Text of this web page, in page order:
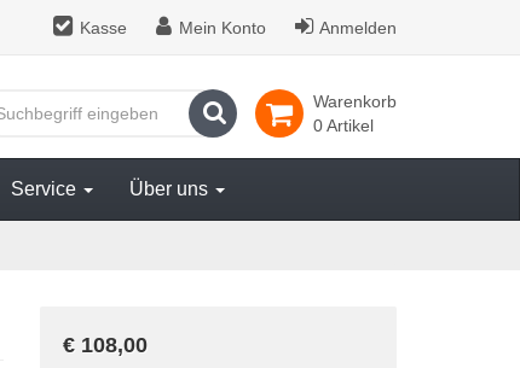
Kasse Mein Konto Anmelden
Warenkorb
0 Artikel
Suchen
Service Über uns
€ 108,00